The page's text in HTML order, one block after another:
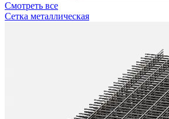
Смотреть все
Сетка металлическая